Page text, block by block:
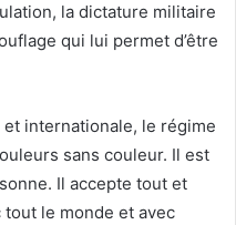
la dictature militaire
qui lui permet d’être
internationale, le régime
sans couleur. Il est
Il accepte tout et
tout le monde et avec